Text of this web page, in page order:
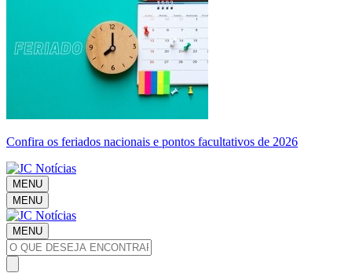
Confira os feriados nacionais e pontos facultativos de 2026
MENU
MENU
MENU